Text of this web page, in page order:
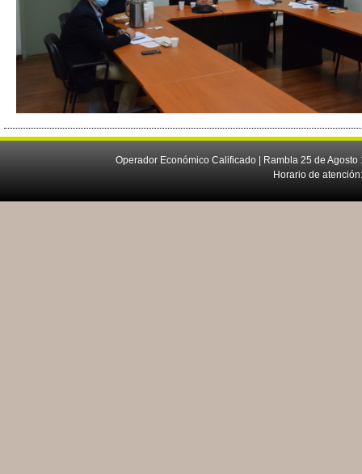
Operador Económico Calificado | Rambla 25 de
Horario de